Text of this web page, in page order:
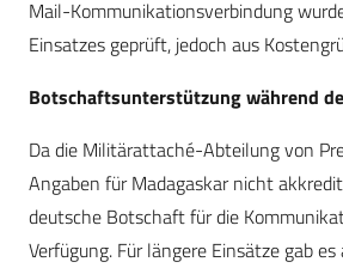
Mail-Kommunikationsverbindung
Einsatzes geprüft, jedoch aus
Botschaftsunterstützung während
Da die Militärattaché-Abteilung von
Angaben für Madagaskar nicht
deutsche Botschaft für die
Verfügung. Für längere Einsätze gab